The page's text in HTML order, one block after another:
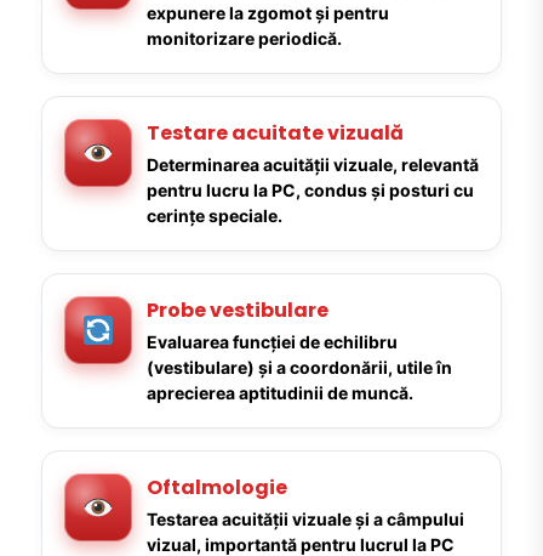
expunere la zgomot și pentru
monitorizare periodică.
Testare acuitate vizuală
Determinarea acuității vizuale, relevantă
pentru lucru la PC, condus și posturi cu
cerințe speciale.
Probe vestibulare
Evaluarea funcției de echilibru
(vestibulare) și a coordonării, utile în
aprecierea aptitudinii de muncă.
Oftalmologie
Testarea acuității vizuale și a câmpului
vizual, importantă pentru lucrul la PC